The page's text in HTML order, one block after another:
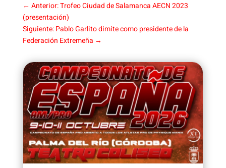
← Anterior: Trofeo Ciudad de Salamanca AECN 2023
(presentación)
Siguiente: Pablo Garlito dimite como presidente de la
Federación Extremeña →